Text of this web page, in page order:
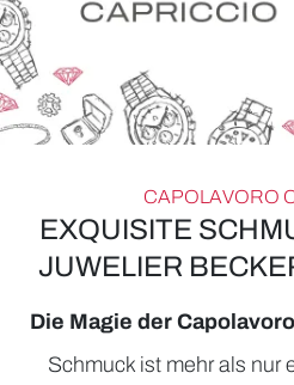
CAPOLAVORO
EXQUISITE
JUWELIER
Die Magie der
Schmuck ist mehr als nur